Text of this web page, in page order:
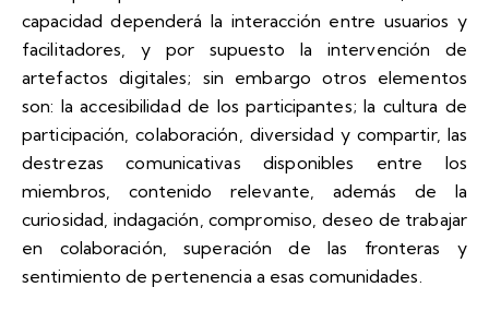
capacidad dependerá la interacción entre usuarios y
facilitadores, y por supuesto la intervención de
artefactos digitales; sin embargo otros elementos
son: la accesibilidad de los participantes; la cultura de
participación, colaboración, diversidad y compartir, las
destrezas comunicativas disponibles entre los
miembros, contenido relevante, además de la
curiosidad, indagación, compromiso, deseo de trabajar
en colaboración, superación de las fronteras y
sentimiento de pertenencia a esas comunidades.